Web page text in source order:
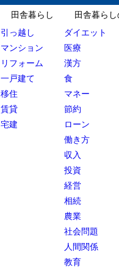
田舎暮らし
引っ越し
マンション
リフォーム
一戸建て
移住
賃貸
宅建
田舎暮ら
ダイエット
医療
漢方
食
マネー
節約
ローン
働き方
収入
投資
経営
相続
農業
社会問題
人間関係
教育